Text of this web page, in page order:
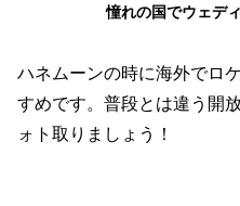
憧れの国でウェデ
ハネムーンの時に海外でロ
すめです。普段とは違う開
ォト取りましょう！